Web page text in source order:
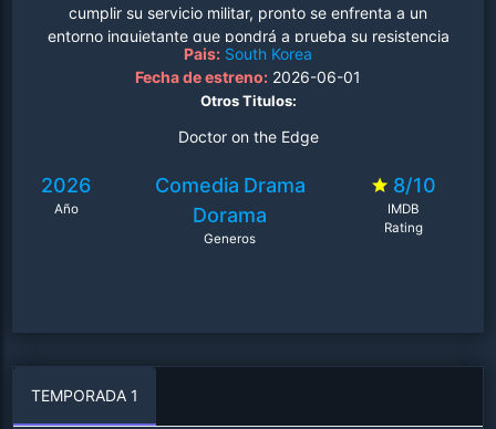
cumplir su servicio militar, pronto se enfrenta a un
entorno inquietante que pondrá a prueba su resistencia
y su cordura..
Pais: South Korea
Fecha de estreno: 2026-06-01
Otros Titulos:
Doctor on the Edge
2026
Año
Comedia Drama
Dorama
Generos
8/10
IMDB
Rating
TEMPORADA 1